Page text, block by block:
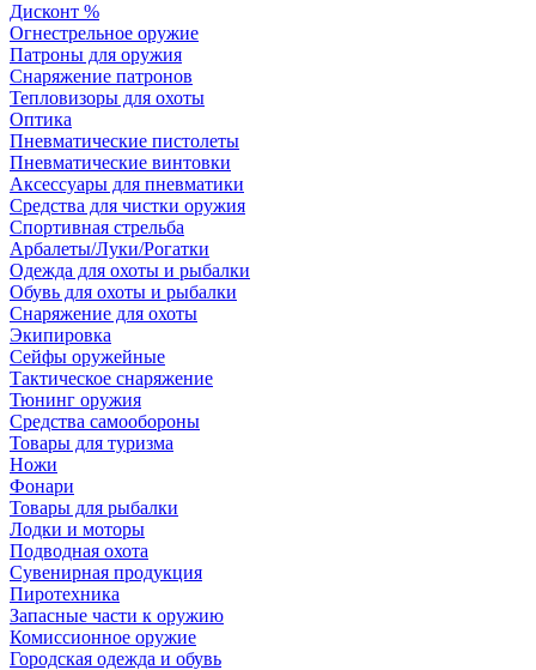
Дисконт %
Огнестрельное оружие
Патроны для оружия
Снаряжение патронов
Тепловизоры для охоты
Оптика
Пневматические пистолеты
Пневматические винтовки
Аксессуары для пневматики
Средства для чистки оружия
Спортивная стрельба
Арбалеты/Луки/Рогатки
Одежда для охоты и рыбалки
Обувь для охоты и рыбалки
Снаряжение для охоты
Экипировка
Сейфы оружейные
Тактическое снаряжение
Тюнинг оружия
Средства самообороны
Товары для туризма
Ножи
Фонари
Товары для рыбалки
Лодки и моторы
Подводная охота
Сувенирная продукция
Пиротехника
Запасные части к оружию
Комиссионное оружие
Городская одежда и обувь